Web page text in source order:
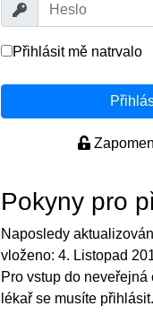
Přihlásit mě natrvalo
Pokyny pro
Naposledy
vloženo: 4. Listopad
Pro vstup do
lékař se musíte přihlásit.